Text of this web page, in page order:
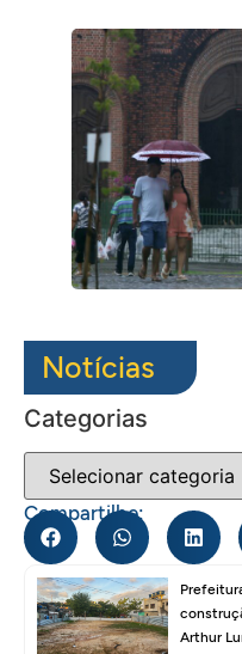
Notícias
Categorias
Compartilhe:
Arthur